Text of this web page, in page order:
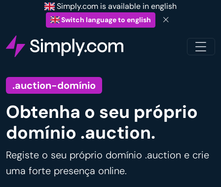
Simply.com is available in english
Switch language to english
.auction-domínio
Obtenha o seu próprio
domínio .auction.
Registe o seu próprio domínio .auction e crie
uma forte presença online.